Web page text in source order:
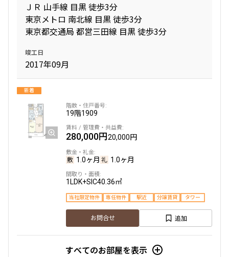
ＪＲ 山手線 目黒 徒歩3分
東京メトロ 南北線 目黒 徒歩3分
東京都交通局 都営三田線 目黒 徒歩3分
竣工日
2017年09月
新着
19階1909
280,000円20,000円
1.0ヶ月 1.0ヶ月
1LDK+SIC40.36㎡
当社限定物件 専任物件 駅近 分譲賃貸 タワー
お問合せ 追加
すべてのお部屋を表示